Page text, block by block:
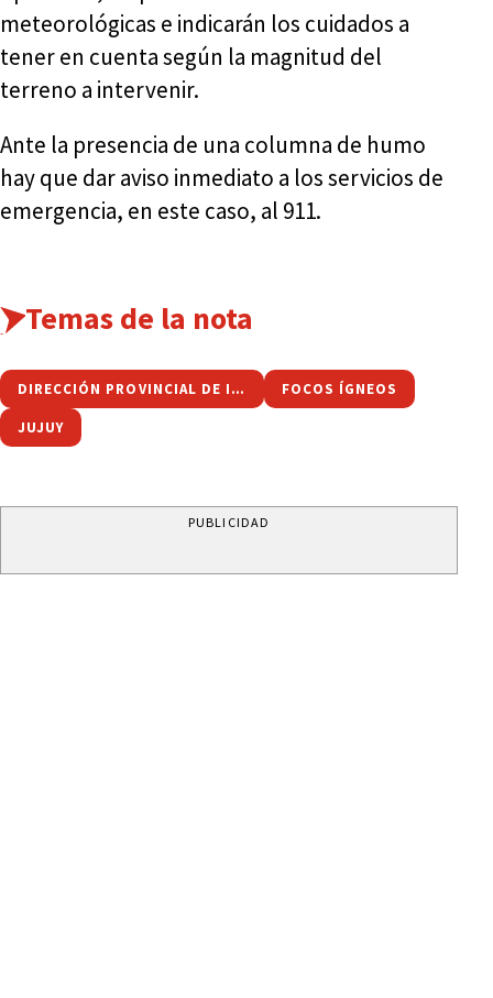
meteorológicas e indicarán los cuidados a
tener en cuenta según la magnitud del
terreno a intervenir.
Ante la presencia de una columna de humo
hay que dar aviso inmediato a los servicios de
emergencia, en este caso, al 911.
Temas de la nota
DIRECCIÓN PROVINCIAL DE INCENDIOS FORESTALES FOCOS ÍGNEOS
JUJUY
PUBLICIDAD